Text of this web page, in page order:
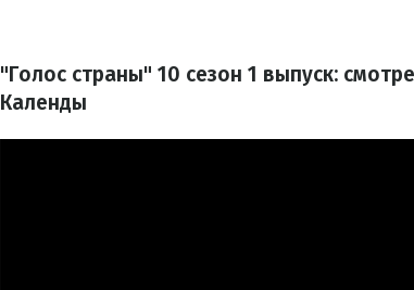
"Голос страны" 10 сезон 1 выпуск:
Календы